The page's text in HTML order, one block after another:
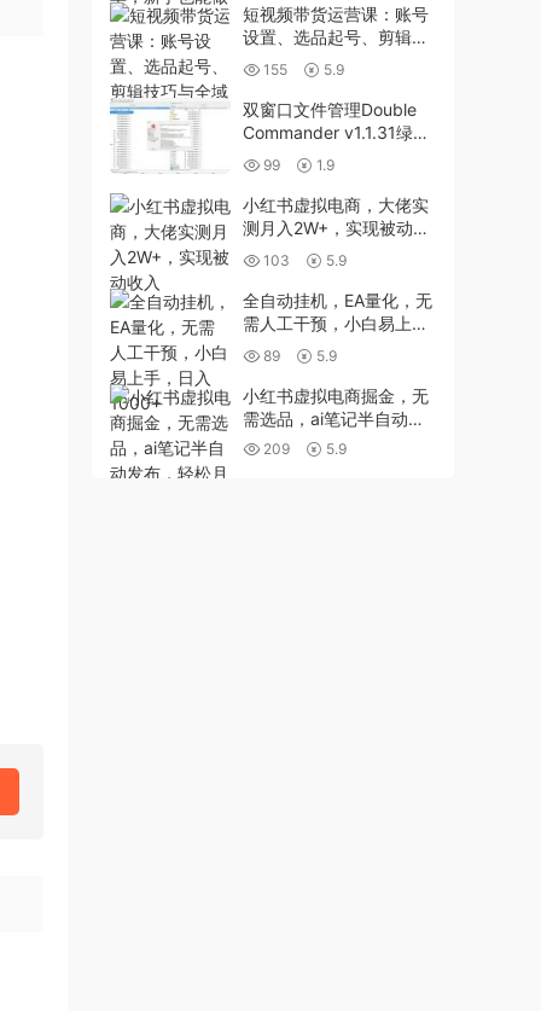
短视频带货运营课：账号
设置、选品起号、剪辑技
巧与全域计划投放优化指
南
155 5.9
双窗口文件管理Double
Commander v1.1.31绿色
版 99 1.9
小红书虚拟电商，大佬实
测月入2W+，实现被动收
入 103 5.9
全自动挂机，EA量化，无
需人工干预，小白易上
手，日入1000+
89 5.9
小红书虚拟电商掘金，无
需选品，ai笔记半自动发
布，轻松月入2w+【揭
209 5.9